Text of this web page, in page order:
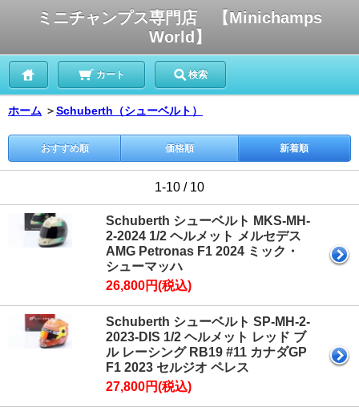
ミニチャンプス専門店 【Minichamps
World】
カート 検索
ホーム ＞Schuberth（シューベルト）
おすすめ順 価格順 新着順
1-10 / 10
Schuberth シューベルト MKS-MH-
2-2024 1/2 ヘルメット メルセデス
AMG Petronas F1 2024 ミック・
シューマッハ
26,800円(税込)
Schuberth シューベルト SP-MH-2-
2023-DIS 1/2 ヘルメット レッド ブ
ル レーシング RB19 #11 カナダGP
F1 2023 セルジオ ペレス
27,800円(税込)